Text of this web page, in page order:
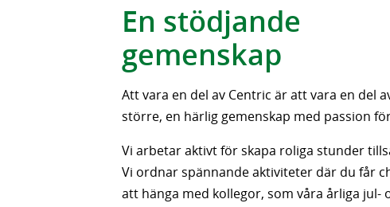
En stödjande
gemenskap
Att vara en del av Centric är att vara en del
större, en härlig gemenskap med passion
Vi arbetar aktivt för skapa roliga stunder
Vi ordnar spännande aktiviteter där du får
att hänga med kollegor, som våra årliga jul-